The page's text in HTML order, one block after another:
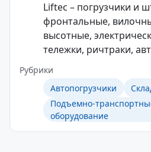
Liftec – погрузчики и
фронтальные,
высотные,
тележки, ричтраки,
Рубрики
Автопогрузчики
Подъемно-
оборудование